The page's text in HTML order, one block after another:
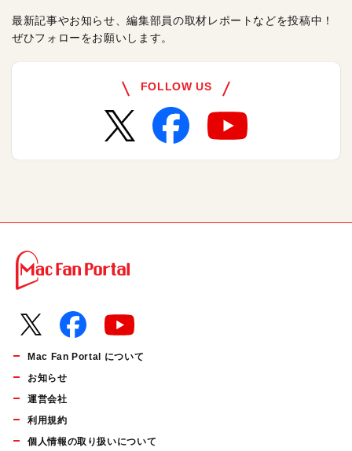
最新記事やお知らせ、編集部員の取材レポートなどを投稿中！
ぜひフォローをお願いします。
FOLLOW US
Mac Fan Portal について
お知らせ
運営会社
利用規約
個人情報の取り扱いについて